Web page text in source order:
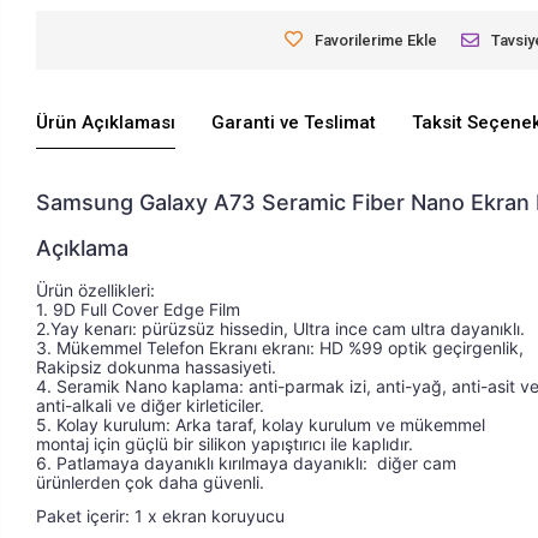
Favorilerime Ekle
Ürün Açıklaması Garanti ve Teslimat Taksit
Samsung Galaxy A73 Seramic Fiber Nano
Açıklama
Ürün özellikleri: 1. 2.5D Yay kenarı: pürüzsüz
Ürün özellikleri:
1. 9D Full Cover Edge Film
2.Yay kenarı: pürüzsüz hissedin, Ultra ince cam ultra dayanıklı.
3. Mükemmel Telefon Ekranı ekranı: HD %99 optik geçirgenlik,
Rakipsiz dokunma hassasiyeti.
4. Seramik Nano kaplama: anti-parmak izi, anti-yağ, anti-asit ve
anti-alkali ve diğer kirleticiler.
5. Kolay kurulum: Arka taraf, kolay kurulum ve mükemmel
montaj için güçlü bir silikon yapıştırıcı ile kaplıdır.
6. Patlamaya dayanıklı kırılmaya dayanıklı:  diğer cam
ürünlerden çok daha güvenli.
Paket içerir: 1 x ekran koruyucu